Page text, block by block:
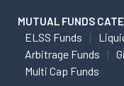
MUTUAL FUNDS
ELSS Funds
Arbitrage Funds
Multi Cap Funds